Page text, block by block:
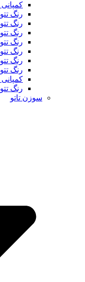
کمپانی Panthera
رنگ تتو Dynamic
رنگ تتو Empire
رنگ تتو Eternal
رنگ تتو Fusion
رنگ تتو Intenze
رنگ تتو KP
رنگ تتو Perma Blend
کمپانی World Famous
رنگ تتو Allegory
سوزن تاتو